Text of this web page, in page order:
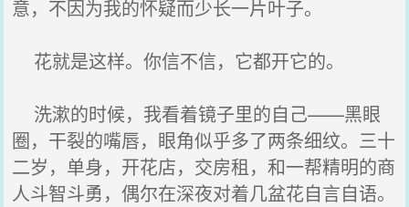
意，不因为我的怀疑而少长一片叶子。
花就是这样。你信不信，它都开它的。
洗漱的时候，我看着镜子里的自己——黑眼
圈，干裂的嘴唇，眼角似乎多了两条细纹。三十
二岁，单身，开花店，交房租，和一帮精明的商
人斗智斗勇，偶尔在深夜对着几盆花自言自语。